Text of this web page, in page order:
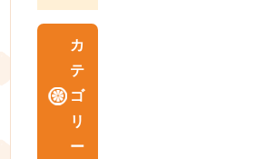
カ
テ
ゴ
リ
ー